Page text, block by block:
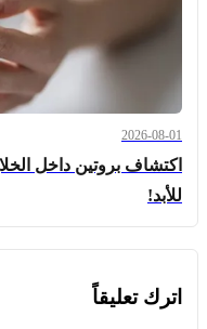
2026-08-01
اكتشاف بروتين داخل
للأبد!
اترك تعليقاً